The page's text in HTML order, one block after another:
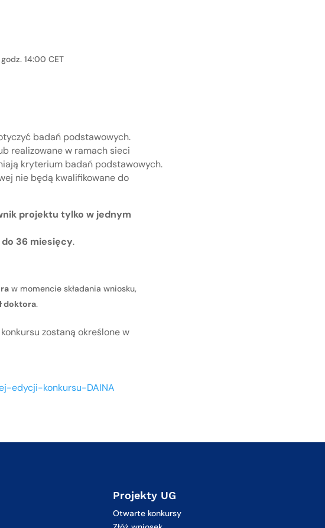
14:00 CET
badań podstawowych.
realizowane w ramach sieci
kryterium badań podstawowych.
nie będą kwalifikowane do
projektu tylko w jednym
do 36 miesięcy.
w momencie składania wniosku,
doktora.
zostaną określone w
edycji-konkursu-DAINA
Projekty UG
Otwarte konkursy